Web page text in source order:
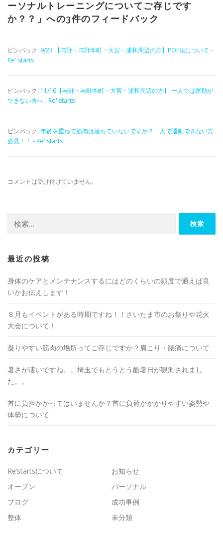
ーソナルトレーニングについてご存じです
か？？ 」への3件のフィードバック
ピンバック: 9/23 【与野・与野本町・大宮・浦和周辺の方】POF法について -
Re' starts
ピンバック: 11/16【与野・与野本町・大宮・浦和周辺の方】 一人では運動が
できない方へ - Re' starts
ピンバック: 年齢を重ねて筋肉は落ちていないですか？一人で運動できない方
必見！！ - Re' starts
コメントは受け付けていません。
索:
最近の投稿
身体のケアとメンテナンスするにはどのくらいの頻度で通えば良
いかお伝えします！
８月もイベントがある時期ですね！！さいたま市のお祭りや花火
大会について！
凝りやすい筋肉の場所ってご存じですか？肩こり・腰痛について
暑さが凄いですね。。埼玉でもとうとう酷暑日が観測されまし
た。。
首に負担かかってはいませんか？首に負荷がかかりやすい姿勢や
体勢について
カテゴリー
Re’startsについて
お知らせ
オープン
パーソナル
ブログ
成功事例
整体
未分類